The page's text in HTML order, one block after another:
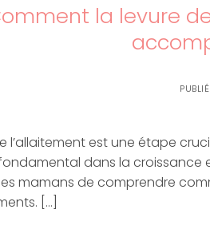
la levure
l’allaitement est une étape
dans la croissance
mamans de comprendre
[…]